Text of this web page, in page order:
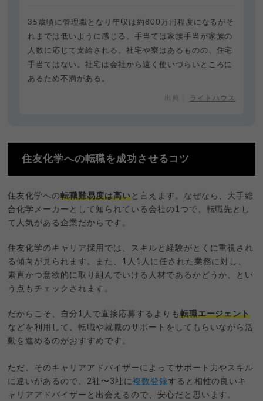
35歳頃に管理職となり年収は約800万円程度になるがそ
れまでは低いように感じる。手当ては家族手当が家族の
人数に応じて支給される。社宅や寮はあるものの、住宅
手当てはない。社宅は会社から遠く使いづらいところに
あるため不満がある。
ライトハウス
住友化学への転職を成功させるコツ
住友化学への転職難易度は高いと言えます。なぜなら、大手総
合化学メーカーとして知られている会社の1つで、転職先とし
て人気がある企業だからです。
住友化学のキャリア採用では、スキルと経験がとくに重視され
る傾向が見られます。また、1人1人に任された業務に対し、
素直かつ意欲的に取り組んでいける人材であるかどうか、とい
う点もチェックされます。
だからこそ、自分1人で直接応募するよりも 転職エージェント
などを利用して、転職や就職のサポートをしてもらいながら活
動を進めるのがおすすめです。
ただ、そのキャリアアドバイザーによってサポート力やスキル
に違いがあるので、2社〜3社に複数登録すると相性の良いキ
ャリアアドバイザーと出会えるので、安心だと思います。